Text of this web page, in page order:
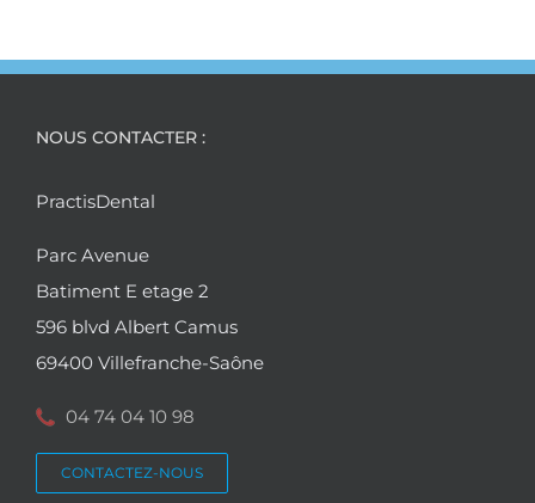
NOUS CONTACTER :
PractisDental
Parc Avenue
Batiment E etage 2
596 blvd Albert Camus
69400 Villefranche-Saône
04 74 04 10 98
CONTACTEZ-NOUS